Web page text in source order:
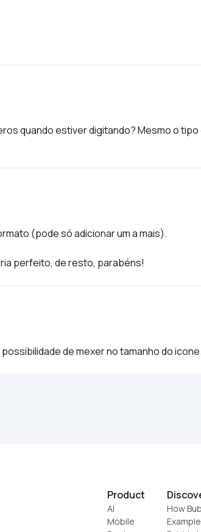
quando estiver digitando? Mesmo o
(pode só adicionar um a mais).
perfeito, de resto, parabéns!
de mexer no tamanho do icone.
Product
AI
Mobile
How